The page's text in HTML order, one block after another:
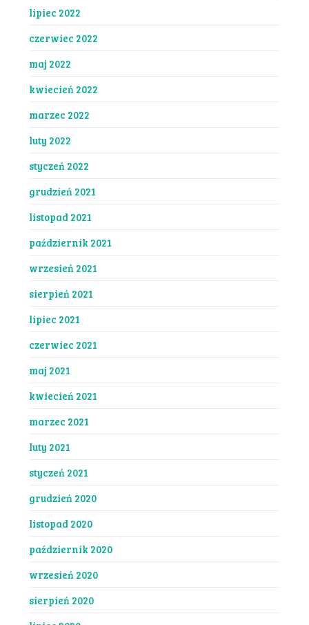
lipiec 2022
czerwiec 2022
maj 2022
kwiecień 2022
marzec 2022
luty 2022
styczeń 2022
grudzień 2021
listopad 2021
październik 2021
wrzesień 2021
sierpień 2021
lipiec 2021
czerwiec 2021
maj 2021
kwiecień 2021
marzec 2021
luty 2021
styczeń 2021
grudzień 2020
listopad 2020
październik 2020
wrzesień 2020
sierpień 2020